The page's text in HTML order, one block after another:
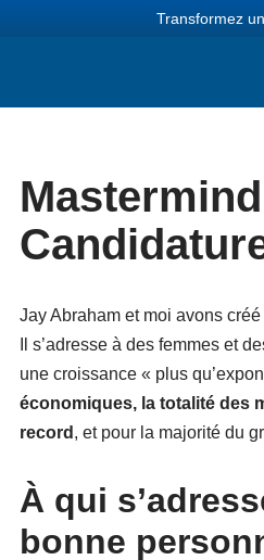
Transformez
Jay Abraham et moi avons
Il s’adresse à des femmes et
une croissance « plus
économiques, la totalité des
record , et pour la majorité du
À qui
bonne